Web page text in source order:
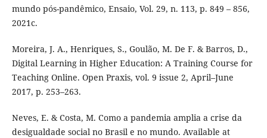
mundo pós-pandêmico, Ensaio, Vol. 29, n. 113, p. 849 – 856,
2021c.
Moreira, J. A., Henriques, S., Goulão, M. De F. & Barros, D.,
Digital Learning in Higher Education: A Training Course for
Teaching Online. Open Praxis, vol. 9 issue 2, April–June
2017, p. 253–263.
Neves, E. & Costa, M. Como a pandemia amplia a crise da
desigualdade social no Brasil e no mundo. Available at